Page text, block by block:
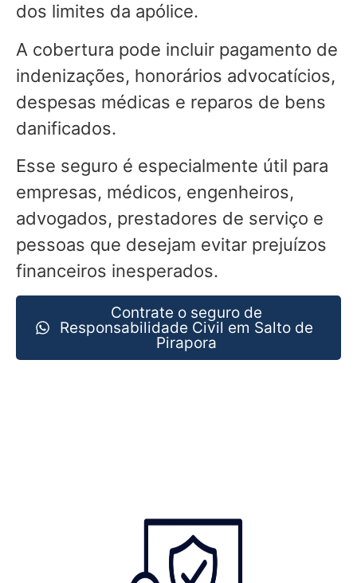
dos limites da apólice.
A cobertura pode incluir pagamento de
indenizações, honorários advocatícios,
despesas médicas e reparos de bens
danificados.
Esse seguro é especialmente útil para
empresas, médicos, engenheiros,
advogados, prestadores de serviço e
pessoas que desejam evitar prejuízos
financeiros inesperados.
Contrate o seguro de
Responsabilidade Civil em Salto de
Pirapora